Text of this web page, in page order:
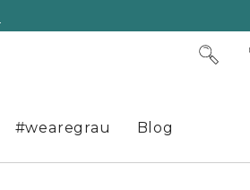
#wearegrau Blog